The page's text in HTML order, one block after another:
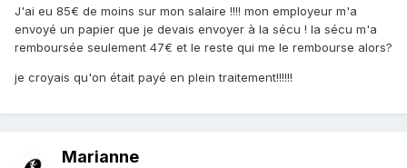
J'ai eu 85€ de moins sur mon salaire !!!! mon employeur m'a
envoyé un papier que je devais envoyer à la sécu ! la sécu m'a
remboursée seulement 47€ et le reste qui me le rembourse alors?
je croyais qu'on était payé en plein traitement!!!!!!
Marianne